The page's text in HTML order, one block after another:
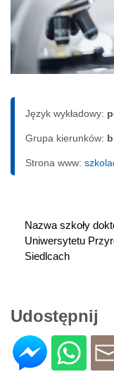
Język wykładowy:
Grupa kierunków:
Strona www:
Nazwa szkoły
Uniwersytetu
Siedlcach
Udostępnij